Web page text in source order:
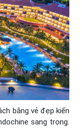
bằng vẻ đẹp kiến
sang trọng.